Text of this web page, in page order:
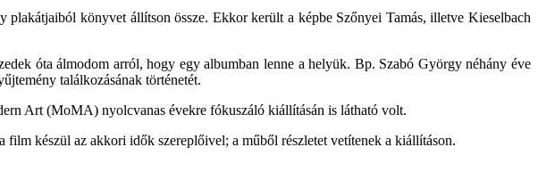
könyvet állítson össze. Ekkor került a képbe Szőnyei Tamás, illetve Kieselbach
óta álmodom arról, hogy egy albumban lenne a helyük. Bp. Szabó György néhány éve
találkozásának történetét.
Art (MoMA) nyolcvanas évekre fókuszáló kiállításán is látható volt.
készül az akkori idők szereplőivel; a műből részletet vetítenek a kiállításon.